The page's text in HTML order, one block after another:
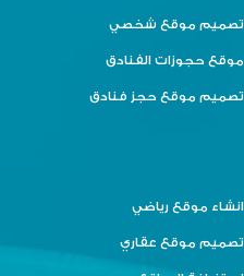
تصميم موقع شخصي
موقع حجوزات الفنادق
تصميم موقع حجز فنادق
انشاء موقع رياضي
تصميم موقع عقاري